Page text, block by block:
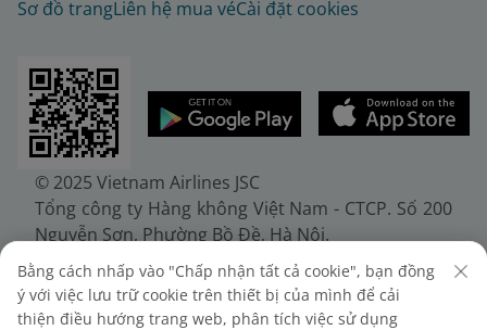
Sơ đồ trangLiên hệ mua véCài đặt cookies
© 2025 Vietnam Airlines JSC
Tổng công ty Hàng không Việt Nam - CTCP. Số 200
Nguyễn Sơn, Phường Bồ Đề, Hà Nội.
Điện thoại: (+84-24) 38272289. Fax: (+84-24)
38722375
Giấy chứng nhận đăng ký doanh nghiệp, mã số
Bằng cách nhấp vào "Chấp nhận tất cả cookie", bạn đồng
ý với việc lưu trữ cookie trên thiết bị của mình để cải
thiện điều hướng trang web, phân tích việc sử dụng